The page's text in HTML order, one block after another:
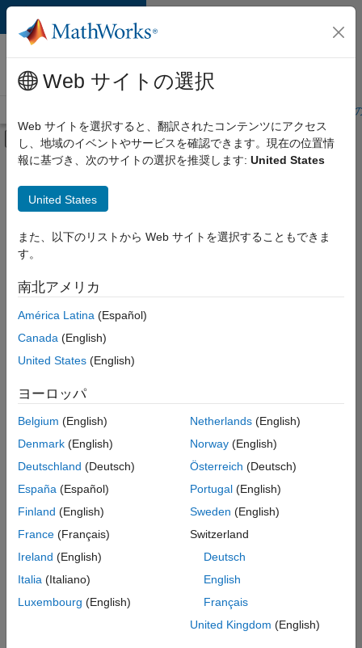
コンテンツへスキップ
MathWorks 採用
情報
学生・キャリア初期
オフキャンバス ナビゲーション メ
メインコンテンツ
絞り込み条件
企業向けセールス
カスタマー サポート
教育機関向けセールス
セールス オペレーション
人事
選
し
人
の
保
存
一
部
人
情
は
翻
Web サイトの選択
Web サイトを選択すると、翻訳されたコンテンツにアクセス
し、地域のイベントやサービスを確認できます。現在の位置情
報に基づき、次のサイトの選択を推奨します: United States
United States
また、以下のリストから Web サイトを選択することもできま
す。
南北アメリカ
América Latina (Español)
Canada (English)
United States (English)
ヨーロッパ
Belgium (English)
Denmark (English)
Deutschland (Deutsch)
España (Español)
Finland (English)
France (Français)
Ireland (English)
Italia (Italiano)
Luxembourg (English)
Netherlands(English)
Norway(English)
Österreich (Deutsch)
Portugal(English)
Sweden (English)
Switzerland
Deutsch
English
Français
United Kingdom (English)